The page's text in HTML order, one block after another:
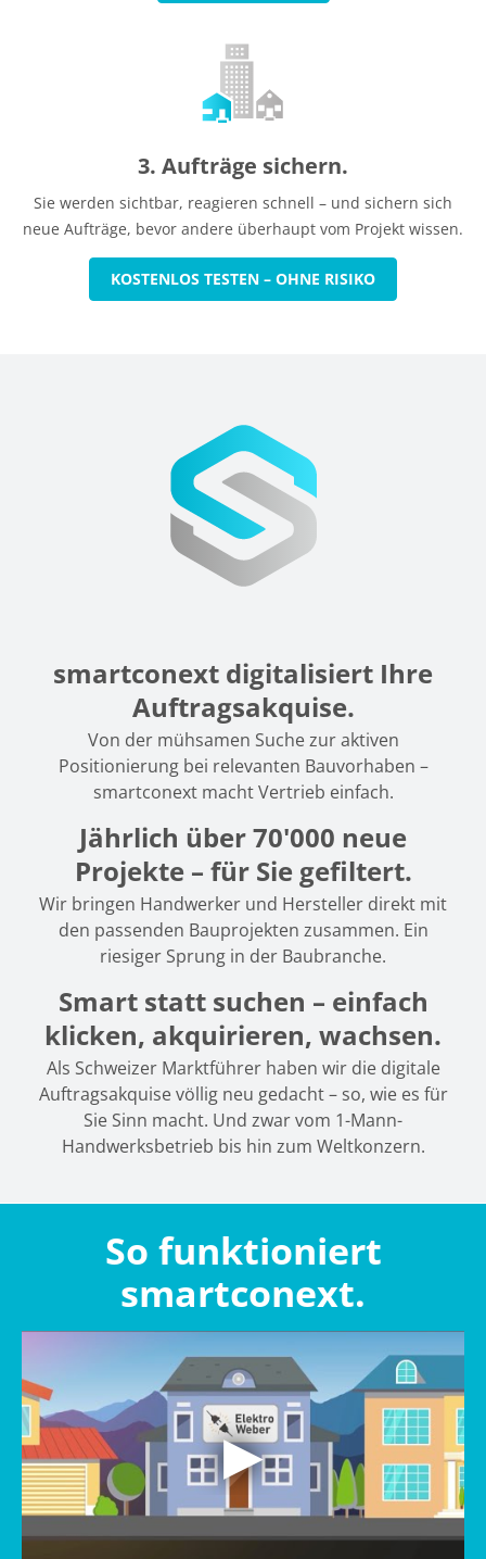
3. Aufträge sichern.
Sie werden sichtbar, reagieren schnell – und sichern sich
neue Aufträge, bevor andere überhaupt vom Projekt wissen.
KOSTENLOS TESTEN – OHNE RISIKO
smartconext digitalisiert Ihre
Auftragsakquise.
Von der mühsamen Suche zur aktiven
Positionierung bei relevanten Bauvorhaben –
smartconext macht Vertrieb einfach.
Jährlich über 70'000 neue
Projekte – für Sie gefiltert.
Wir bringen Handwerker und Hersteller direkt mit
den passenden Bauprojekten zusammen. Ein
riesiger Sprung in der Baubranche.
Smart statt suchen – einfach
klicken, akquirieren, wachsen.
Als Schweizer Marktführer haben wir die digitale
Auftragsakquise völlig neu gedacht – so, wie es für
Sie Sinn macht. Und zwar vom 1-Mann-
Handwerksbetrieb bis hin zum Weltkonzern.
So funktioniert
smartconext.